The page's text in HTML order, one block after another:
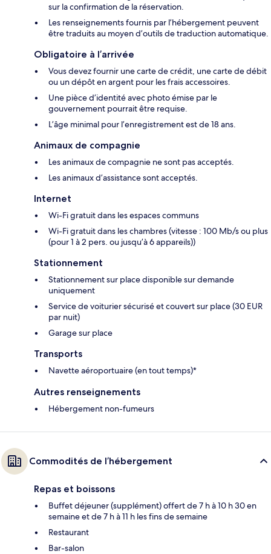
sur la confirmation de la réservation.
Les renseignements fournis par l’hébergement peuvent
être traduits au moyen d’outils de traduction automatique.
Obligatoire à l’arrivée
Vous devez fournir une carte de crédit, une carte de débit
ou un dépôt en argent pour les frais accessoires.
Une pièce d’identité avec photo émise par le
gouvernement pourrait être requise.
L’âge minimal pour l’enregistrement est de 18 ans.
Animaux de compagnie
Les animaux de compagnie ne sont pas acceptés.
Les animaux d’assistance sont acceptés.
Internet
Wi-Fi gratuit dans les espaces communs
Wi-Fi gratuit dans les chambres (vitesse : 100 Mb/s ou plus
(pour 1 à 2 pers. ou jusqu’à 6 appareils))
Stationnement
Stationnement sur place disponible sur demande
uniquement
Service de voiturier sécurisé et couvert sur place (30 EUR
par nuit)
Garage sur place
Transports
Navette aéroportuaire (en tout temps)*
Autres renseignements
Hébergement non-fumeurs
Commodités de l’hébergement
Repas et boissons
Buffet déjeuner (supplément) offert de 7 h à 10 h 30 en
semaine et de 7 h à 11 h les fins de semaine
Restaurant
Bar-salon